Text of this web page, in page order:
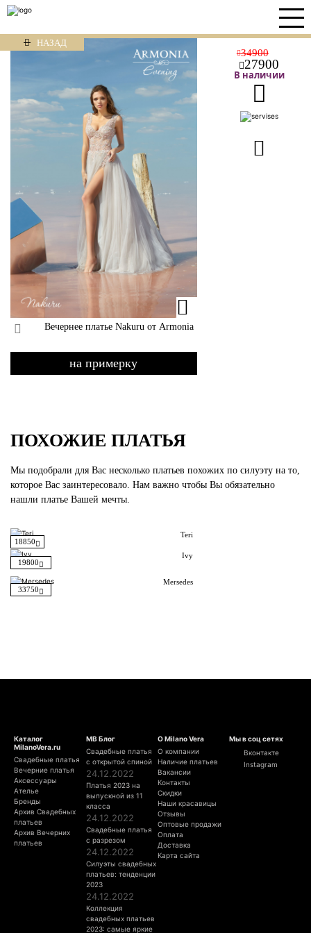
НАЗАД
34900
27900
В наличии
Вечернее платье Nakuru от Armonia
на примерку
ПОХОЖИЕ ПЛАТЬЯ
Мы подобрали для Вас несколько платьев похожих по силуэту на то,
которое Вас заинтересовало. Нам важно чтобы Вы обязательно
нашли платье Вашей мечты.
18850
Teri
19800
Ivy
33750
Mersedes
Каталог
MilanoVera.ru
Свадебные платья
Вечерние платья
Аксессуары
Ателье
Бренды
Архив Свадебных
платьев
Архив Вечерних
платьев
МВ Блог
Свадебные платья
с открытой спиной
24.12.2022
Платья 2023 на
выпускной из 11
класса
24.12.2022
Свадебные платья
с разрезом
24.12.2022
Силуэты свадебных
платьев: тенденции
2023
24.12.2022
Коллекция
свадебных платьев
2023: самые яркие
О Milano Vera
О компании
Наличие платьев
Вакансии
Контакты
Скидки
Наши красавицы
Отзывы
Оптовые продажи
Оплата
Доставка
Карта сайта
Мы в соц сетях
Вконтакте
Instagram